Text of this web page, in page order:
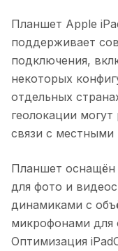
Планшет Apple
поддерживает
подключения,
некоторых
отдельных
геолокации
связи с местными
Планшет оснащён
для фото и
динамиками с
микрофонами для
Оптимизация